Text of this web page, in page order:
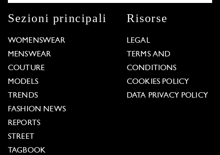
Sezioni principali
WOMENSWEAR
MENSWEAR
COUTURE
MODELS
TRENDS
FASHION NEWS
REPORTS
STREET
TAGBOOK
Risorse
LEGAL
TERMS AND
CONDITIONS
COOKIES POLICY
DATA PRIVACY POLICY